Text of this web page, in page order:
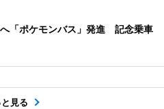
「ポケモンバス」発進 記念乗車
見る